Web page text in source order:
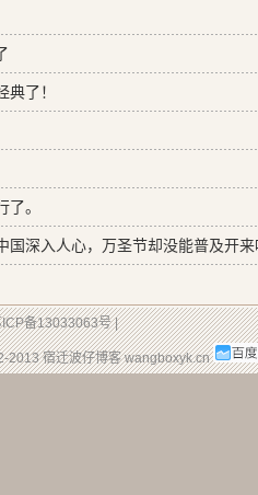
了！
。
国深入人心，万圣节却没能普及开来
ICP备13033063号|
2013宿迁波仔博客wangboxyk.cn